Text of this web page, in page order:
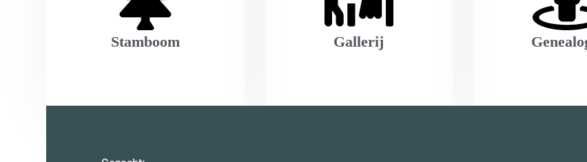
Stamboom Gallerij